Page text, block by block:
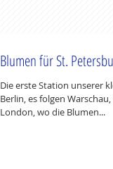
Blumen für St.
Die erste Station unserer
Berlin, es folgen
London, wo die Blumen...